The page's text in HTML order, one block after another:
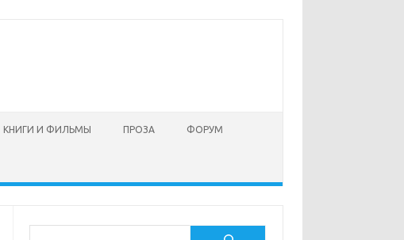
КНИГИ И ФИЛЬМЫ ПРОЗА ФОРУМ